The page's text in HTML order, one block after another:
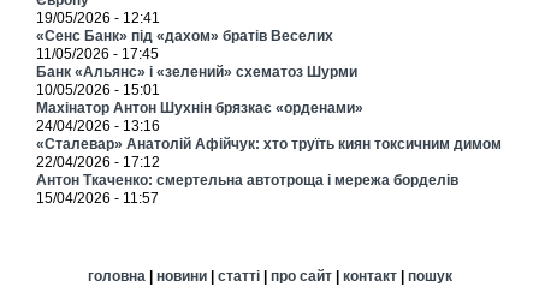
19/05/2026 - 12:41
«Сенс Банк» під «дахом» братів Веселих
11/05/2026 - 17:45
Банк «Альянс» і «зелений» схематоз Шурми
10/05/2026 - 15:01
Махінатор Антон Шухнін брязкає «орденами»
24/04/2026 - 13:16
«Сталевар» Анатолій Афійчук: хто труїть киян токсичним димом
22/04/2026 - 17:12
Антон Ткаченко: смертельна автотроща і мережа борделів
15/04/2026 - 11:57
головна| новини| статті| про сайт| контакт| пошук